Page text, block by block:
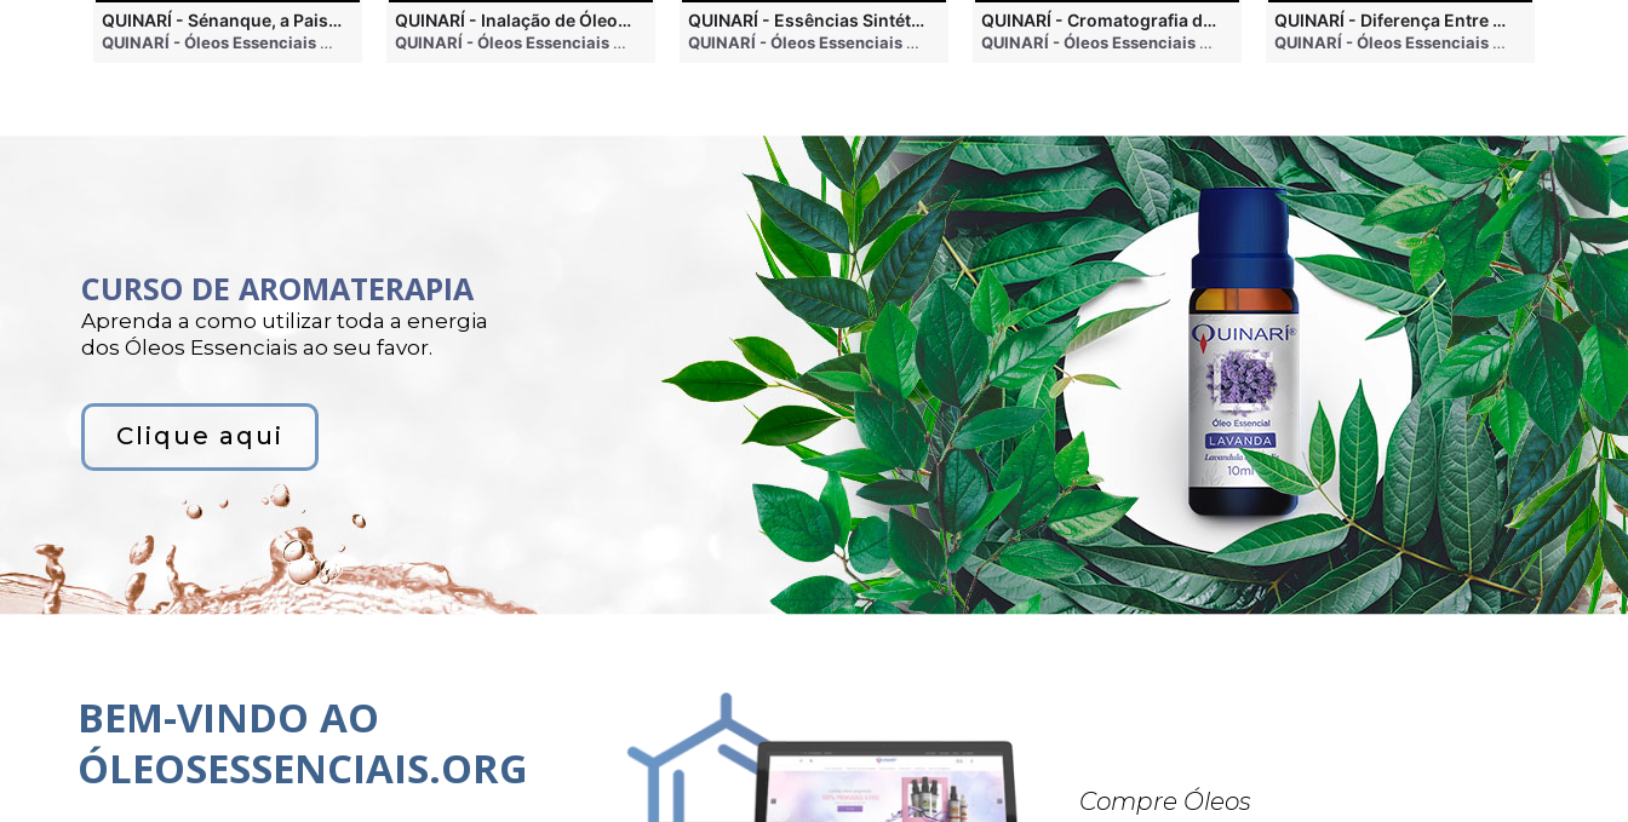
• 4 months ago
QUINARÍ - Sénanque, a Paisagem Mais Famosa da Aromaterapia
QUINARÍ - Óleos Essenciais e Aromaterapia • 3 weeks ago
QUINARÍ - Inalação de Óleos Essenciais e Seus Benefícios
QUINARÍ - Óleos Essenciais e Aromaterapia • 3 months ago
QUINARÍ - Essências Sintéticas NÃO Funcionam na Aromaterapia
QUINARÍ - Óleos Essenciais e Aromaterapia • 3 months ago
QUINARÍ - Cromatografia de Óleos Essenciais, ABRAROMA e Marcas Confiáveis
QUINARÍ - Óleos Essenciais e Aromaterapia • 3 months ago
QUINARÍ - Diferença Entre Óleo Essencial e Hidrolato
QUINARÍ - Óleos Essenciais e Aromaterapia
CURSO DE AROMATERAPIA
Aprenda a como utilizar toda a energia
dos Óleos Essenciais ao seu favor.
Clique aqui
BEM-VINDO AO
ÓLEOSESSENCIAIS.ORG
Compre Óleos